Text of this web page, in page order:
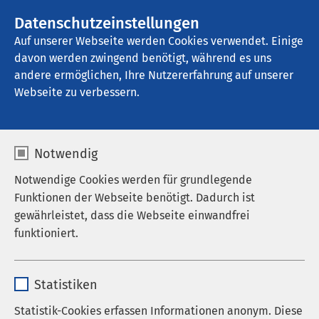
Datenschutzeinstellungen
Auf unserer Webseite werden Cookies verwendet. Einige
davon werden zwingend benötigt, während es uns
andere ermöglichen, Ihre Nutzererfahrung auf unserer
Webseite zu verbessern.
Notwendig
Notwendige Cookies werden für grundlegende
Funktionen der Webseite benötigt. Dadurch ist
gewährleistet, dass die Webseite einwandfrei
funktioniert.
Anbieter sgalinski
Statistiken
Statistik-Cookies erfassen Informationen anonym. Diese